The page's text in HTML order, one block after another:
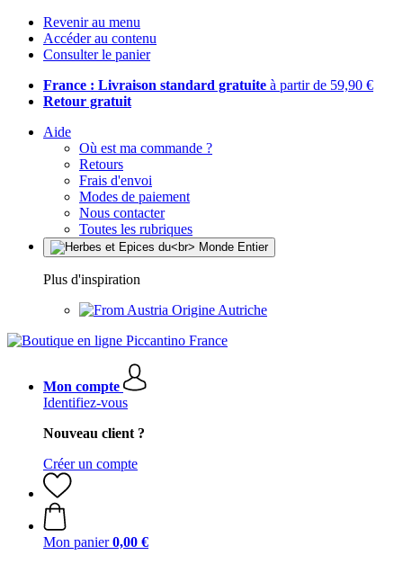
Revenir au menu
Accéder au contenu
Consulter le panier
France : Livraison standard gratuite à partir de 59,90 €
Retour gratuit
Aide
Où est ma commande ?
Retours
Frais d'envoi
Modes de paiement
Nous contacter
Toutes les rubriques
Plus d'inspiration
Origine Autriche
Mon compte
Identifiez-vous
Nouveau client ?
Créer un compte
Mon panier 0,00 €